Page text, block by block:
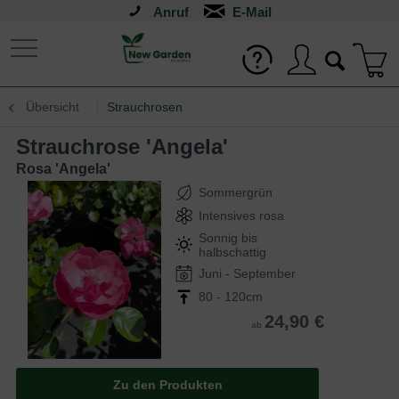
Anruf
Übersicht Strauchrosen
Strauchrose 'Angela'
Rosa 'Angela'
Sommergrün
Intensives rosa
Sonnig bis
halbschattig
Juni - September
80 - 120cm
ab 24,90 €
Zu den Produkten